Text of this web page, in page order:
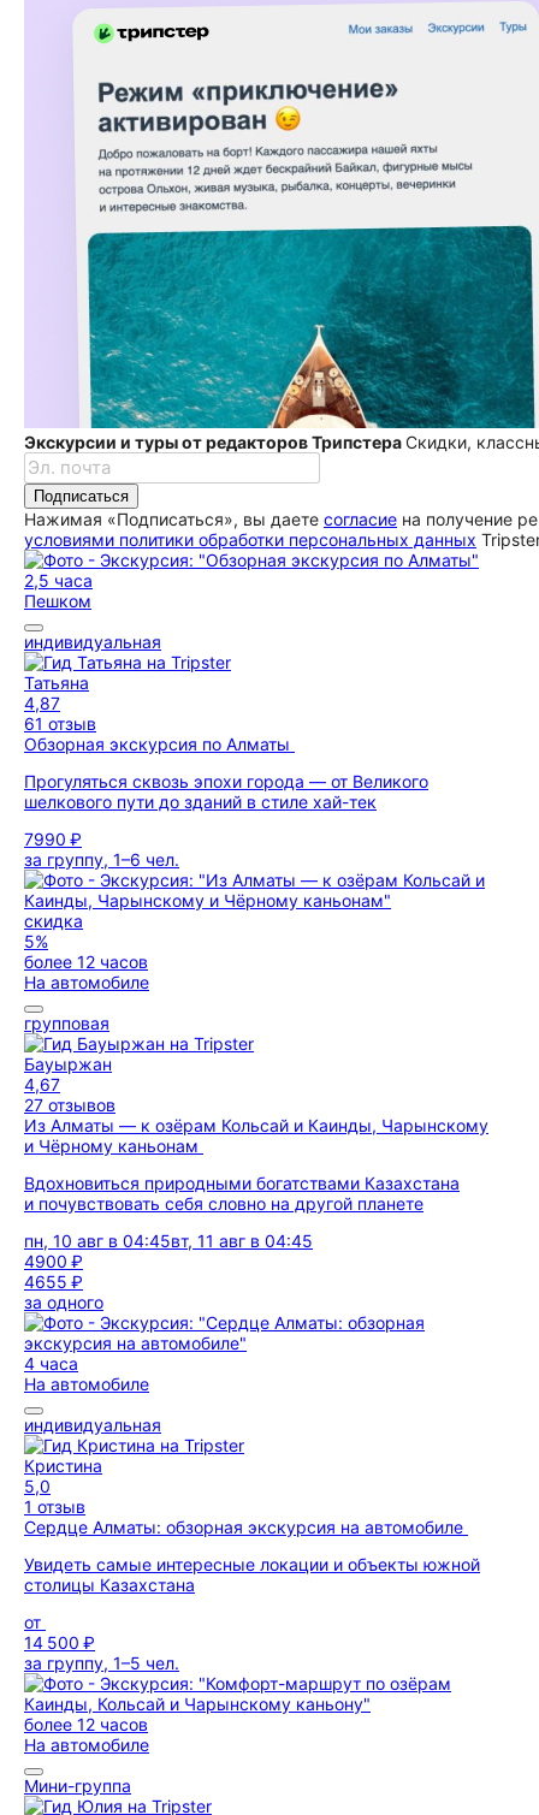
Экскурсии и туры от редакторов ТрипстераСкидки,
Подписаться
Нажимая «Подписаться», вы даете согласие на получение
условиями политики обработки персональных данных
2,5 часа
Пешком
индивидуальная
Татьяна
4,87
61 отзыв
Обзорная экскурсия по Алматы
Прогуляться сквозь эпохи города — от Великого
шелкового пути до зданий в стиле хай-тек
7990 ₽
за группу, 1–6 чел.
скидка
5%
более 12 часов
На автомобиле
групповая
Бауыржан
4,67
27 отзывов
Из Алматы — к озёрам Кольсай и Каинды, Чарынскому
и Чёрному каньонам
Вдохновиться природными богатствами Казахстана
и почувствовать себя словно на другой планете
пн, 10 авг в 04:45вт, 11 авг в 04:45
4900 ₽
4655 ₽
за одного
4 часа
На автомобиле
индивидуальная
Кристина
5,0
1 отзыв
Сердце Алматы: обзорная экскурсия на автомобиле
Увидеть самые интересные локации и объекты южной
столицы Казахстана
от
14 500 ₽
за группу, 1–5 чел.
более 12 часов
На автомобиле
Мини-группа